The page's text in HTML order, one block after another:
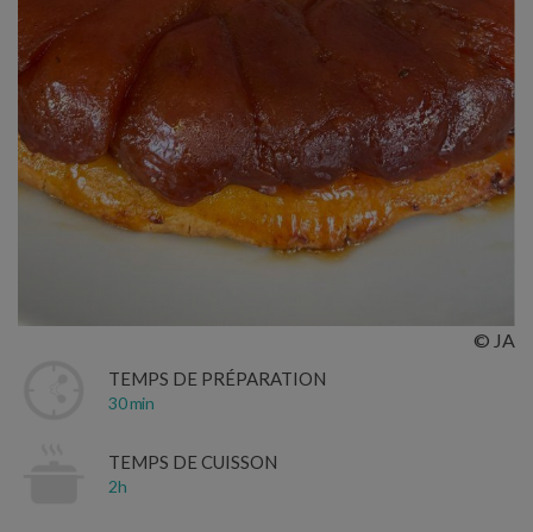
© JA
TEMPS DE PRÉPARATION
30 min
TEMPS DE CUISSON
2h